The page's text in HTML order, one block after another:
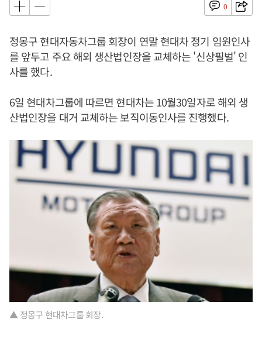
0
정몽구 현대자동차그룹 회장이 연말 현대차 정기 임원인사
를 앞두고 주요 해외 생산법인장을 교체하는 '신상필벌' 인
사를 했다.
6일 현대차그룹에 따르면 현대차는 10월30일자로 해외 생
산법인장을 대거 교체하는 보직이동인사를 진행했다.
▲ 정몽구 현대차그룹 회장.